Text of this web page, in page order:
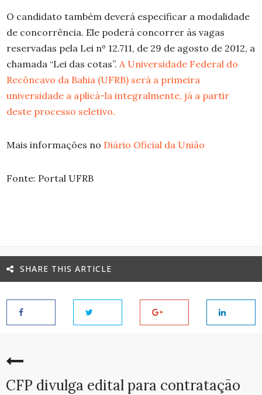
O candidato também deverá especificar a modalidade
de concorrência. Ele poderá concorrer às vagas
reservadas pela Lei nº 12.711, de 29 de agosto de 2012, a
chamada “Lei das cotas”. A Universidade Federal do
Recôncavo da Bahia (UFRB) será a primeira
universidade a aplicá-la integralmente, já a partir
deste processo seletivo.
Mais informações no Diário Oficial da União
Fonte: Portal UFRB
SHARE THIS ARTICLE
CFP divulga edital para contratação